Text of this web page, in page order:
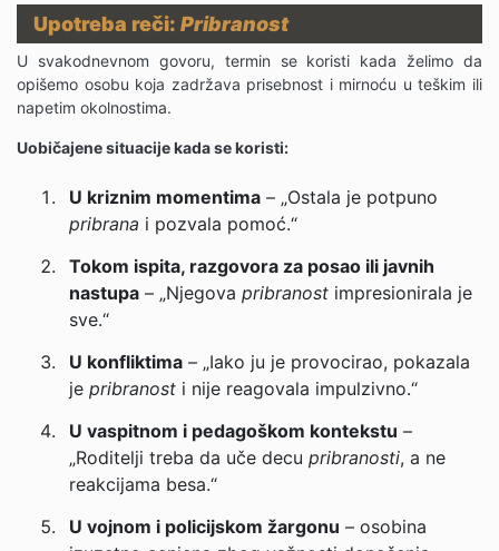
Upotreba reči: Pribranost
U svakodnevnom govoru, termin se koristi kada želimo da
opišemo osobu koja zadržava prisebnost i mirnoću u teškim ili
napetim okolnostima.
Uobičajene situacije kada se koristi:
U kriznim momentima – „Ostala je potpuno
pribrana i pozvala pomoć.“
Tokom ispita, razgovora za posao ili javnih
nastupa – „Njegova pribranost impresionirala je
sve.“
U konfliktima – „Iako ju je provocirao, pokazala
je pribranost i nije reagovala impulzivno.“
U vaspitnom i pedagoškom kontekstu –
„Roditelji treba da uče decu pribranosti, a ne
reakcijama besa.“
U vojnom i policijskom žargonu – osobina